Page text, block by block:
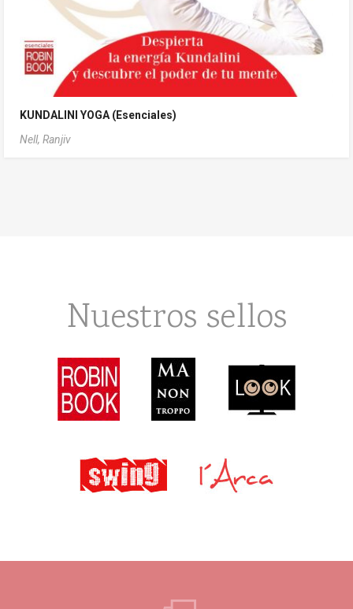
KUNDALINI YOGA (Esenciales)
Nell, Ranjiv
Nuestros sellos